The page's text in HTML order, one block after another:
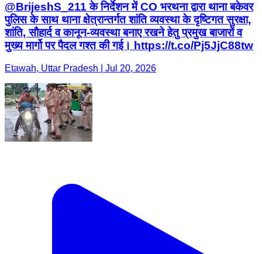
@BrijeshS_211 के निर्देशन में CO भरथना द्वारा थाना बकेवर
पुलिस के साथ थाना क्षेत्रान्तर्गत शांति व्यवस्था के दृष्टिगत सुरक्षा,
शांति, सौहार्द व कानून-व्यवस्था बनाए रखने हेतु प्रमुख बाजारों व
मुख्य मार्गो पर पैदल गश्त की गई। https://t.co/Pj5JjC88tw
Etawah, Uttar Pradesh | Jul 20, 2026